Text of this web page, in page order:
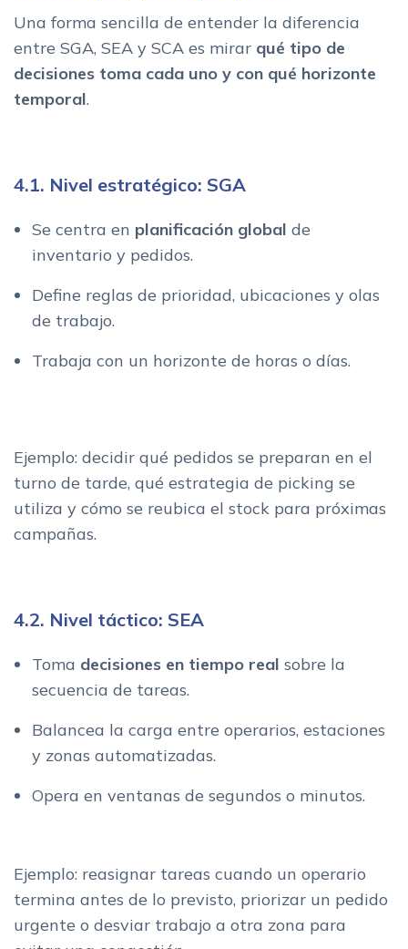
Una forma sencilla de entender la diferencia
entre SGA, SEA y SCA es mirar qué tipo de
decisiones toma cada uno y con qué horizonte
temporal.
4.1. Nivel estratégico: SGA
Se centra en planificación global de
inventario y pedidos.
Define reglas de prioridad, ubicaciones y olas
de trabajo.
Trabaja con un horizonte de horas o días.
Ejemplo: decidir qué pedidos se preparan en el
turno de tarde, qué estrategia de picking se
utiliza y cómo se reubica el stock para próximas
campañas.
4.2. Nivel táctico: SEA
Toma decisiones en tiempo real sobre la
secuencia de tareas.
Balancea la carga entre operarios, estaciones
y zonas automatizadas.
Opera en ventanas de segundos o minutos.
Ejemplo: reasignar tareas cuando un operario
termina antes de lo previsto, priorizar un pedido
urgente o desviar trabajo a otra zona para